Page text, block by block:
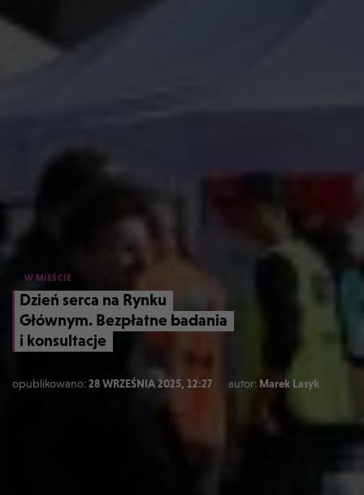
W MIEŚCIE
Dzień serca na Rynku
Głównym. Bezpłatne badania
i konsultacje
opublikowano:28 WRZEŚNIA 2025, 12:27 autor: Marek Lasyk